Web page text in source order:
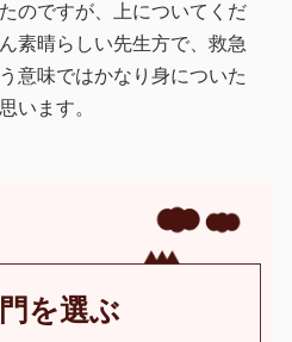
のですが、上についてくだ
素晴らしい先生方で、救急
意味ではかなり身についた
います。
を選ぶ